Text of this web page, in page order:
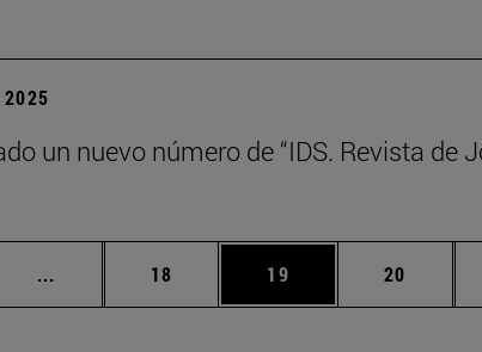
un nuevo número de “IDS. Revista de
... Páginas intermedias Use TAB para desplazarse.
Página
18 Página
19 Página
20